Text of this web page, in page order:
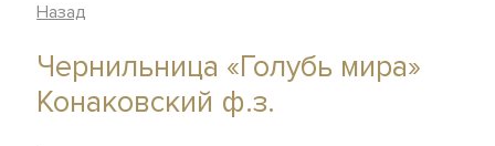
Назад
Чернильница «Голубь мира»
Конаковский ф.з.